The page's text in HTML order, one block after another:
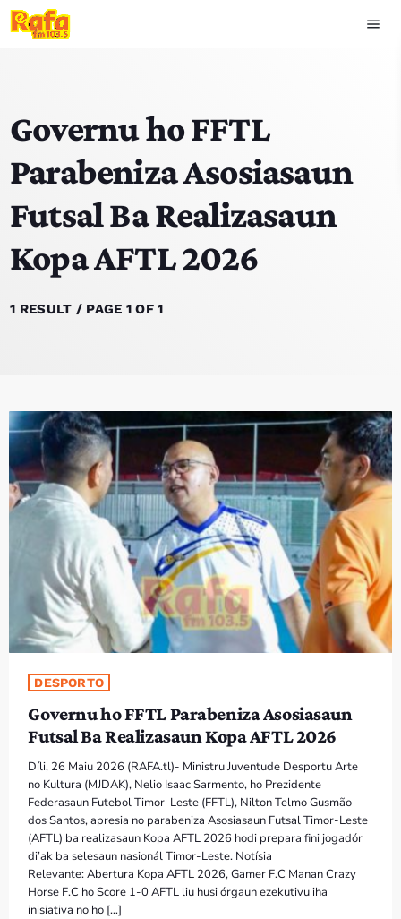
menu
play_arrow
HOME
NOTISIA
EKIPA
PROGRAMA SIRA
VÍDEO SIRA
EVENTU SIRA
KONTAKTU SIRA
TÉTUM keyboard_arrow_down
TÉTUM
PORTUGUÊS
PRÓXIMOS PROGRAMAS
Governu ho FFTL
Parabeniza Asosiasaun
Futsal Ba Realizasaun
Kopa AFTL 2026
1 RESULT / PAGE 1 OF 1
DESPORTO
Governu ho FFTL Parabeniza Asosiasaun
Futsal Ba Realizasaun Kopa AFTL 2026
Díli, 26 Maiu 2026 (RAFA.tl)- Ministru Juventude Desportu Arte
no Kultura (MJDAK), Nelio Isaac Sarmento, ho Prezidente
Federasaun Futebol Timor-Leste (FFTL), Nilton Telmo Gusmão
dos Santos, apresia no parabeniza Asosiasaun Futsal Timor-Leste
(AFTL) ba realizasaun Kopa AFTL 2026 hodi prepara fini jogadór
di’ak ba selesaun nasionál Timor-Leste. Notísia
Relevante: Abertura Kopa AFTL 2026, Gamer F.C Manan Crazy
Horse F.C ho Score 1-0 AFTL liu husi órgaun ezekutivu iha
inisiativa no ho […]